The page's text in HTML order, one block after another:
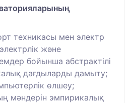
техникасы мен электр
және
бойынша абстрактілі
дағдыларды дамыту;
өлшеу;
мәндерін эмпирикалық